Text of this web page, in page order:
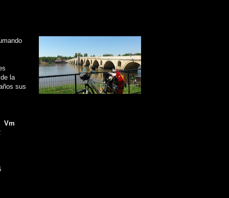
la
sus
Vm